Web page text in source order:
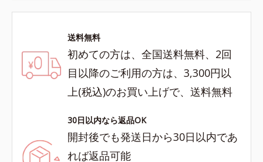
送料無料
初めての方は、全国送料無料、2回
目以降のご利用の方は、3,300円以
上(税込)のお買い上げで、送料無料
30日以内なら返品OK
開封後でも発送日から30日以内であ
れば返品可能